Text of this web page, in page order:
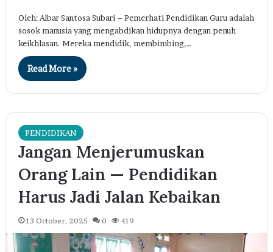
Oleh: Albar Santosa Subari – Pemerhati Pendidikan Guru adalah
sosok manusia yang mengabdikan hidupnya dengan penuh
keikhlasan. Mereka mendidik, membimbing,…
Read More »
PENDIDIKAN
Jangan Menjerumuskan
Orang Lain — Pendidikan
Harus Jadi Jalan Kebaikan
13 October, 2025 0 419